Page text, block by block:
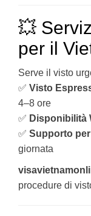
💥
per il
Serve il visto
✅ Visto
4–8 ore
✅ Disponibilità
✅ Supporto
giornata
procedure di